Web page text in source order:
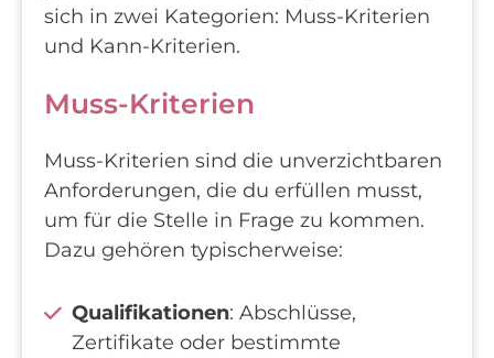
sich in zwei Kategorien: Muss-Kriterien
und Kann-Kriterien.
Muss-Kriterien
Muss-Kriterien sind die unverzichtbaren
Anforderungen, die du erfüllen musst,
um für die Stelle in Frage zu kommen.
Dazu gehören typischerweise:
Qualifikationen: Abschlüsse,
Zertifikate oder bestimmte